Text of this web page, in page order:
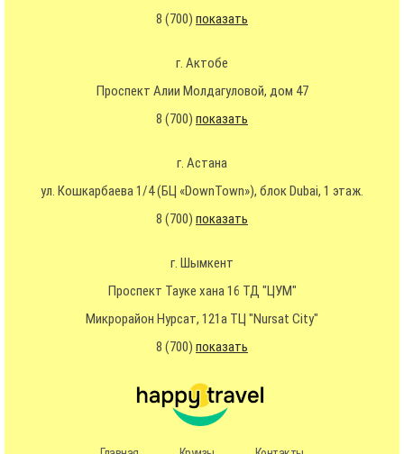
8 (700) показать
г. Актобе
Проспект Алии Молдагуловой, дом 47
8 (700) показать
г. Астана
ул. Кошкарбаева 1/4 (БЦ «DownTown»), блок Dubai, 1 этаж.
8 (700) показать
г. Шымкент
Проспект Тауке хана 16 ТД "ЦУМ"
Микрорайон Нурсат, 121а ТЦ "Nursat City"
8 (700) показать